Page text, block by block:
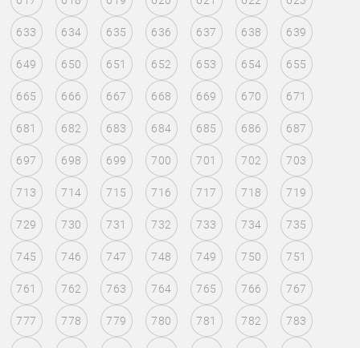
633 634 635 636 637 638 639
649 650 651 652 653 654 655
665 666 667 668 669 670 671
681 682 683 684 685 686 687
697 698 699 700 701 702 703
713 714 715 716 717 718 719
729 730 731 732 733 734 735
745 746 747 748 749 750 751
761 762 763 764 765 766 767
777 778 779 780 781 782 783